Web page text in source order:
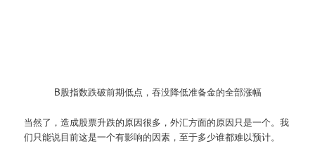
B股指数跌破前期低点，吞没降低准备金的全部涨幅
当然了，造成股票升跌的原因很多，外汇方面的原因只是一个。我
们只能说目前这是一个有影响的因素，至于多少谁都难以预计。